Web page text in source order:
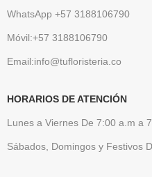
WhatsApp +57 3188106790
Móvil:+57 3188106790
Email:info@tufloristeria.co
HORARIOS DE ATENCIÓN
Lunes a Viernes De 7:00 a.m a
Sábados, Domingos y Festivos